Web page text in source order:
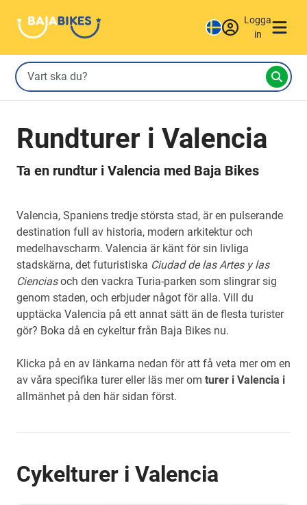
Logga
in
Rundturer i Valencia
Ta en rundtur i Valencia med Baja Bikes
Valencia, Spaniens tredje största stad, är en pulserande
destination full av historia, modern arkitektur och
medelhavscharm. Valencia är känt för sin livliga
stadskärna, det futuristiska Ciudad de las Artes y las
Cienciasoch den vackra Turia-parken som slingrar sig
genom staden, och erbjuder något för alla. Vill du
upptäcka Valencia på ett annat sätt än de flesta turister
gör? Boka då en cykeltur från Baja Bikes nu.
Klicka på en av länkarna nedan för att få veta mer om en
av våra specifika turer eller läs mer om turer i Valencia i
allmänhet på den här sidan först.
Cykelturer i Valencia